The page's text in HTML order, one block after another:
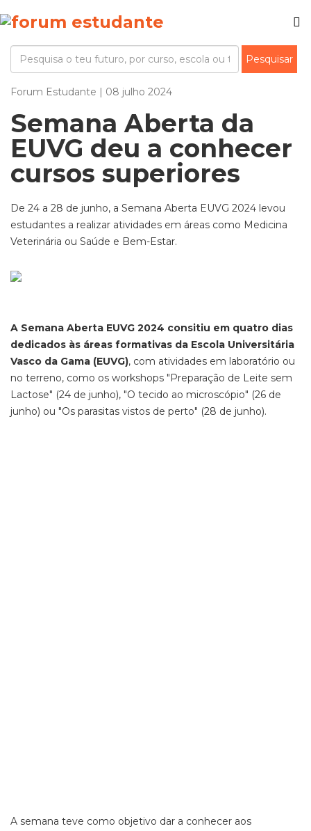
Forum Estudante | 08 julho 2024
Semana Aberta da
EUVG deu a conhecer
cursos superiores
De 24 a 28 de junho, a Semana Aberta EUVG 2024 levou
estudantes a realizar atividades em áreas como Medicina
Veterinária ou Saúde e Bem-Estar.
A Semana Aberta EUVG 2024 consitiu em quatro dias
dedicados às áreas formativas da Escola Universitária
Vasco da Gama (EUVG), com atividades em laboratório ou
no terreno, como os workshops "Preparação de Leite sem
Lactose" (24 de junho), "O tecido ao microscópio" (26 de
junho) ou "Os parasitas vistos de perto" (28 de junho).
A semana teve como objetivo dar a conhecer aos